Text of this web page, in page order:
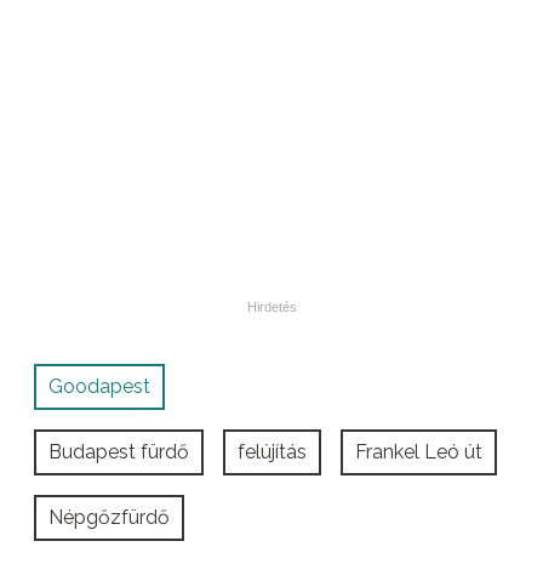
Goodapest
Budapest fürdő felújítás Frankel Leó út
Népgőzfürdő